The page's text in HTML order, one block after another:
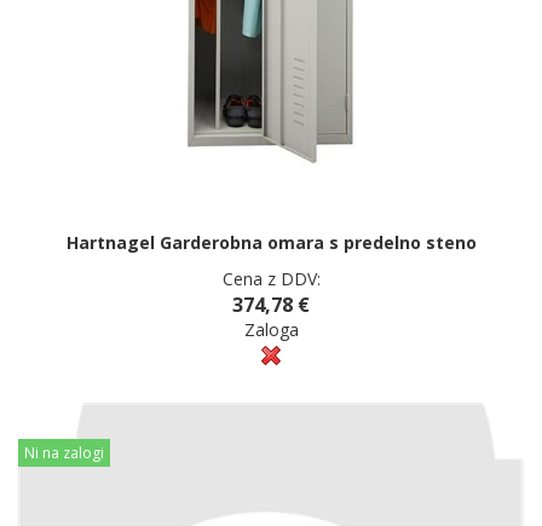
Hartnagel Garderobna omara s predelno steno
Cena z DDV:
374,78 €
Zaloga
Ni na zalogi